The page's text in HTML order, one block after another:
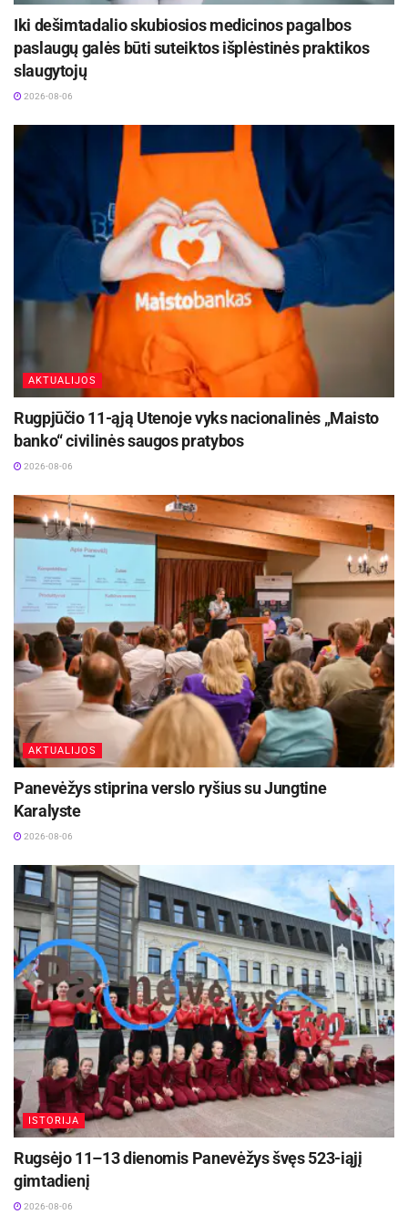
Administracijos nustatytus maršrutus.
Komunikacijos skyrius
Šaltinis: Panevėžio miesto savivaldybė
Iki dešimtadalio skubiosios medicinos pagalbos
paslaugų galės būti suteiktos išplėstinės praktikos
slaugytojų
2026-08-06
AKTUALIJOS
Rugpjūčio 11-ąją Utenoje vyks nacionalinės „Maisto
banko“ civilinės saugos pratybos
2026-08-06
AKTUALIJOS
Panevėžys stiprina verslo ryšius su Jungtine
Karalyste
2026-08-06
ISTORIJA
Rugsėjo 11–13 dienomis Panevėžys švęs 523-iąjį
gimtadienį
2026-08-06